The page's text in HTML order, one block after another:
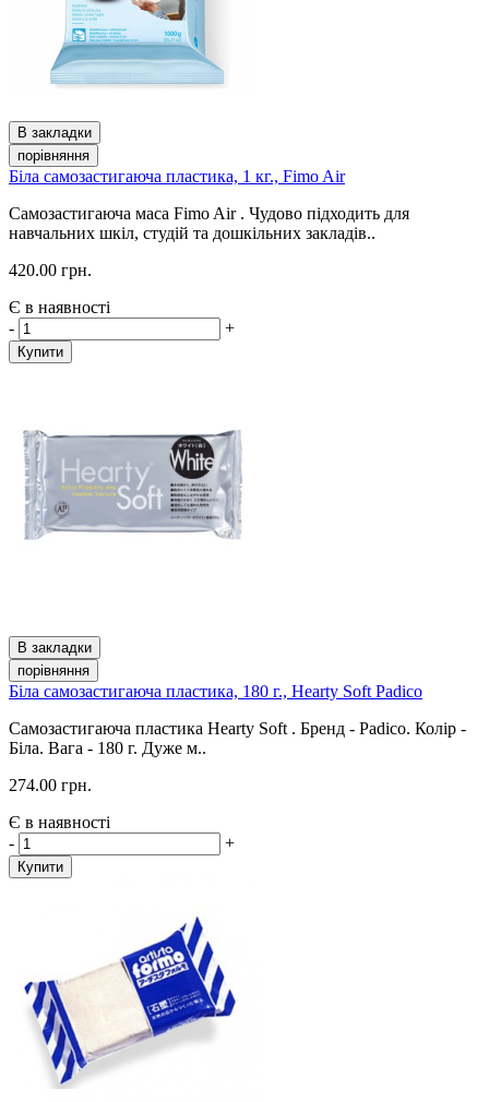
В закладки
порівняння
Біла самозастигаюча пластика, 1 кг., Fimo Air
Самозастигаюча маса Fimo Air . Чудово підходить для
навчальних шкіл, студій та дошкільних закладів..
420.00 грн.
Є в наявності
-
+
Купити
В закладки
порівняння
Біла самозастигаюча пластика, 180 г., Hearty Soft Padico
Самозастигаюча пластика Hearty Soft . Бренд - Padico. Колір -
Біла. Вага - 180 г. Дуже м..
274.00 грн.
Є в наявності
-
+
Купити